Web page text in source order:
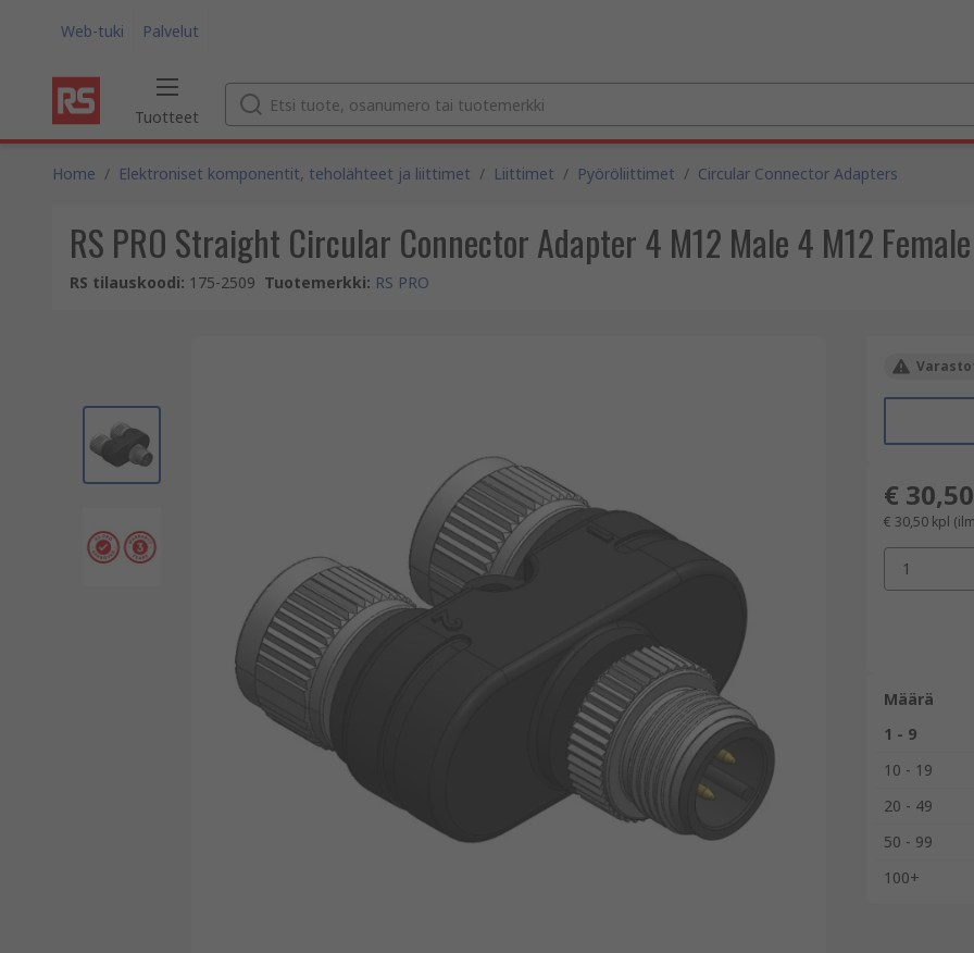
Web-tuki Palvelut
Tuotteet
Home / Elektroniset komponentit, teholähteet ja liittimet / Liittimet / Pyöröliittimet / Circular Connector Adapters
RS PRO Straight Circular Connector Adapter 4 M12 Male 4 M12 Female
RS tilauskoodi: 175-2509 Tuotemerkki: RS PRO
€ 30,50
€ 30,50 kpl
1
Määrä
1 - 9
10 - 19
20 - 49
50 - 99
100+